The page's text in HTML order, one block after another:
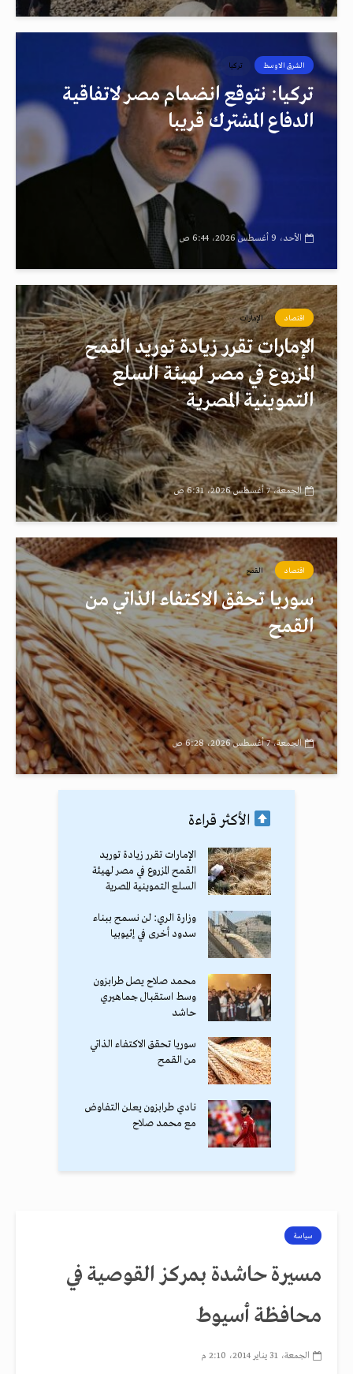
الشرق الاوسط تركيا
تركيا: نتوقع انضمام مصر لاتفاقية
الدفاع المشترك قريبا
الأحد، 9 أغسطس 2026، 6:44 ص
اقتصاد الإمارات
الإمارات تقرر زيادة توريد القمح
المزروع في مصر لهيئة السلع
التموينية المصرية
الجمعة، 7 أغسطس 2026، 6:31 ص
اقتصاد القمح
سوريا تحقق الاكتفاء الذاتي من
القمح
الجمعة، 7 أغسطس 2026، 6:28 ص
الأكثر قراءة
الإمارات تقرر زيادة توريد
القمح المزروع في مصر لهيئة
السلع التموينية المصرية
وزارة الري: لن نسمح ببناء
سدود أخرى في إثيوبيا
محمد صلاح يصل طرابزون
وسط استقبال جماهيري
حاشد
سوريا تحقق الاكتفاء الذاتي
من القمح
نادي طرابزون يعلن التفاوض
مع محمد صلاح
سياسة
مسيرة حاشدة بمركز القوصية في
محافظة أسيوط
الجمعة، 31 يناير 2014، 2:10 م